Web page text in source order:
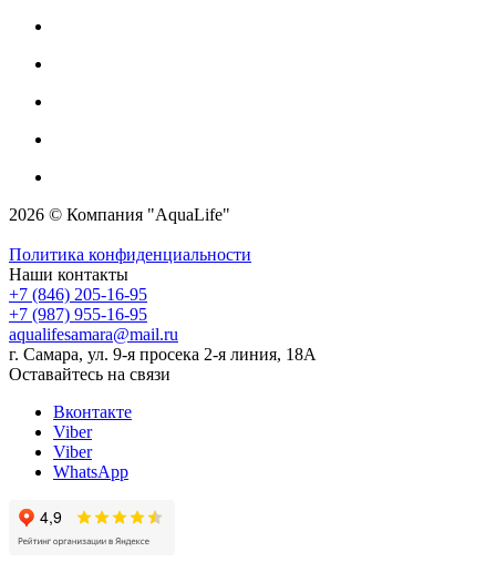
2026 © Компания "AquaLife"
Политика конфиденциальности
Наши контакты
+7 (846) 205-16-95
+7 (987) 955-16-95
aqualifesamara@mail.ru
г. Самара, ул. 9-я просека 2-я линия, 18А
Оставайтесь на связи
Вконтакте
Viber
Viber
WhatsApp